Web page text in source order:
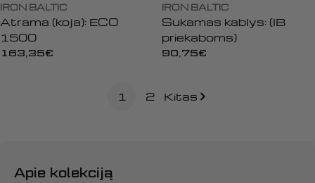
IRON BALTIC
Atrama (koja): ECO
1500
Įprasta
163,35€
IRON BALTIC
Sukamas kablys: (IB
priekaboms)
Įprasta
90,75€
1 2 Kitas
Apie kolekciją